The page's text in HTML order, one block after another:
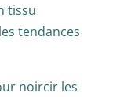
tissu
tendances
noircir les